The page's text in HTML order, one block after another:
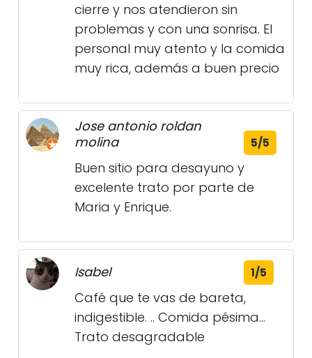
cierre y nos atendieron sin
problemas y con una sonrisa. El
personal muy atento y la comida
muy rica, además a buen precio
Jose antonio roldan
molina
5/5
Buen sitio para desayuno y
excelente trato por parte de
Maria y Enrique.
Isabel 1/5
Café que te vas de bareta,
indigestible. .. Comida pésima...
Trato desagradable